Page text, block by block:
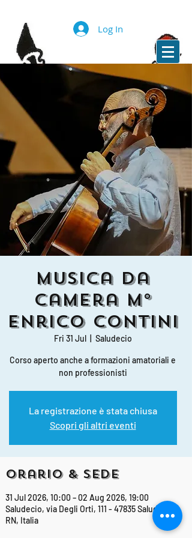
Log In
Musica da
Camera M°
Enrico Contini
Fri 31 Jul
  |
Saludecio
Corso aperto anche a formazioni amatoriali e
non professionisti
La registrazione è stata chiusa
Scopri gli altri eventi
Orario & Sede
31 Jul 2026, 10:00 – 02 Aug 2026, 19:00
Saludecio, via Degli Orti, 111 - 47835 Saludecio
RN, Italia